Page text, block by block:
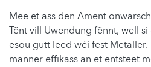
Mee et ass den Ament
Tënt vill Uwendung fënnt, well
esou gutt leed wéi fest
manner effikass an et entsteet